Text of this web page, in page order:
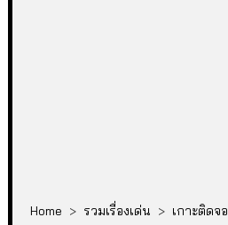
Home > รวมเรื่องเด่น > เกาะติดจอ